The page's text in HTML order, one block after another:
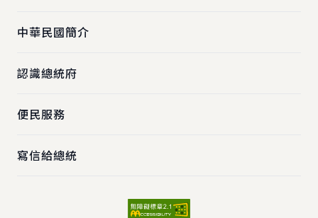
中華民國簡介
認識總統府
便民服務
寫信給總統